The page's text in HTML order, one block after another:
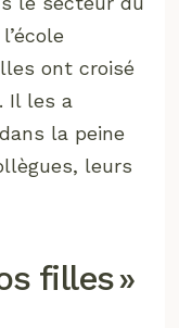
ont croisé
Il les a
la peine
leurs
filles »